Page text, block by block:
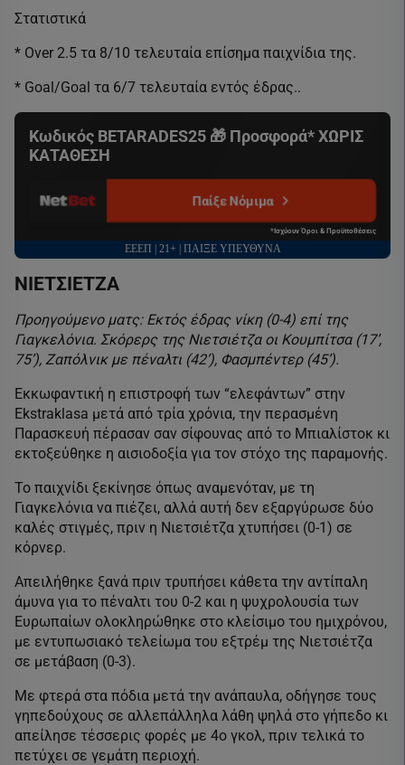
Στατιστικά
* Over 2.5 τα 8/10 τελευταία επίσημα παιχνίδια της.
* Goal/Goal τα 6/7 τελευταία εντός έδρας..
Κωδικός BETARADES25 🎁 Προσφορά* ΧΩΡΙΣ
ΚΑΤΑΘΕΣΗ
Παίξε Νόμιμα
*Ισχύουν Όροι & Προϋποθέσεις
ΕΕΕΠ | 21+ | ΠΑΙΞΕ ΥΠΕΥΘΥΝΑ
ΝΙΕΤΣΙΕΤΖΑ
Προηγούμενο ματς: Εκτός έδρας νίκη (0-4) επί της
Γιαγκελόνια. Σκόρερς της Νιετσιέτζα οι Κουμπίτσα (17’,
75’), Ζαπόλνικ με πέναλτι (42’), Φασμπέντερ (45’).
Εκκωφαντική η επιστροφή των “ελεφάντων” στην
Ekstraklasa μετά από τρία χρόνια, την περασμένη
Παρασκευή πέρασαν σαν σίφουνας από το Μπιαλίστοκ κι
εκτοξεύθηκε η αισιοδοξία για τον στόχο της παραμονής.
Το παιχνίδι ξεκίνησε όπως αναμενόταν, με τη
Γιαγκελόνια να πιέζει, αλλά αυτή δεν εξαργύρωσε δύο
καλές στιγμές, πριν η Νιετσιέτζα χτυπήσει (0-1) σε
κόρνερ.
Απειλήθηκε ξανά πριν τρυπήσει κάθετα την αντίπαλη
άμυνα για το πέναλτι του 0-2 και η ψυχρολουσία των
Ευρωπαίων ολοκληρώθηκε στο κλείσιμο του ημιχρόνου,
με εντυπωσιακό τελείωμα του εξτρέμ της Νιετσιέτζα
σε μετάβαση (0-3).
Με φτερά στα πόδια μετά την ανάπαυλα, οδήγησε τους
γηπεδούχους σε αλλεπάλληλα λάθη ψηλά στο γήπεδο κι
απείλησε τέσσερις φορές με 4ο γκολ, πριν τελικά το
πετύχει σε γεμάτη περιοχή.